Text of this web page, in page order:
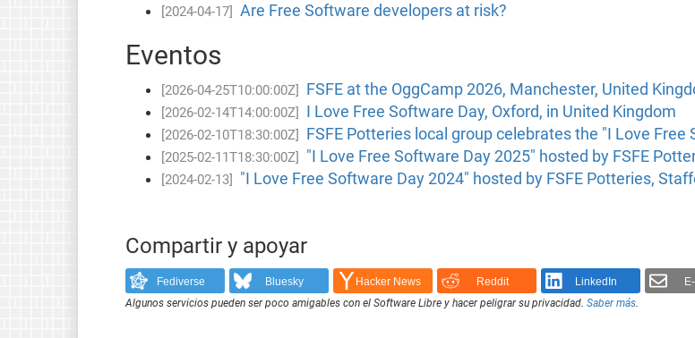
[2024-04-17] Are Free Software developers at risk?
Eventos
[2026-04-25T10:00:00Z] FSFE at the OggCamp 2026, Manchester, United
[2026-02-14T14:00:00Z] I Love Free Software Day, Oxford, in United Kingdom
[2026-02-10T18:30:00Z] FSFE Potteries local group celebrates the "I Love Free
[2025-02-11T18:30:00Z] "I Love Free Software Day 2025" hosted by FSFE
[2024-02-13] "I Love Free Software Day 2024" hosted by FSFE Potteries,
Compartir y apoyar
Fediverse Bluesky Hacker News Reddit LinkedIn
Algunos servicios pueden ser poco amigables con el Software Libre y hacer peligrar su privacidad. Saber más.